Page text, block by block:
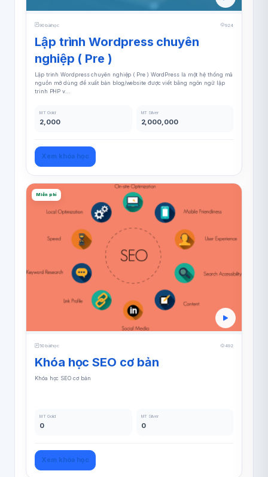
90 bài học 924
Lập trình Wordpress chuyên
nghiệp ( Pre )
Lập trình Wordpress chuyên nghiệp ( Pre ) WordPress là một hệ thống mã
nguồn mở dùng để xuất bản blog/website được viết bằng ngôn ngữ lập
trình PHP v...
MT Gold
2,000
MT Silver
2,000,000
Xem khóa học
Miễn phí
50 bài học 492
Khóa học SEO cơ bản
Khóa học SEO cơ bản
MT Gold
0
MT Silver
0
Xem khóa học